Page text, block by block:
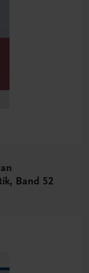
Band 52